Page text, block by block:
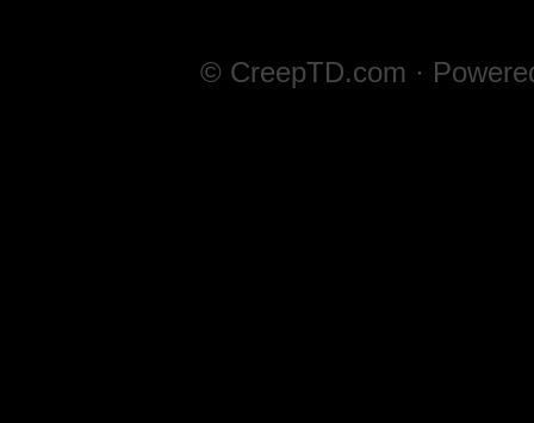
© CreepTD.com ·